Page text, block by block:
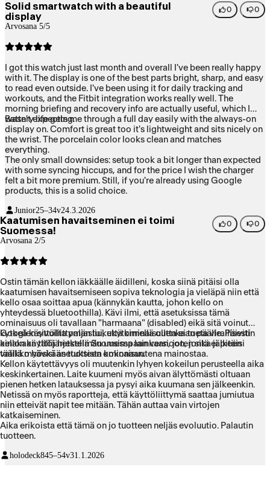
Solid smartwatch with a beautiful
display
Arvosana 5/5
0 0
I got this watch just last month and overall I've been really happy
with it. The display is one of the best parts bright, sharp, and easy
to read even outside. I've been using it for daily tracking and
workouts, and the Fitbit integration works really well. The
morning briefing and recovery info are actually useful, which I
wasn't expecting.
Battery life gets me through a full day easily with the always-on
display on. Comfort is great too it's lightweight and sits nicely on
the wrist. The porcelain color looks clean and matches
everything.
The only small downsides: setup took a bit longer than expected
with some syncing hiccups, and for the price I wish the charger
felt a bit more premium. Still, if you're already using Google
products, this is a solid choice.
Junior25–34v24.3.2026
Kaatumisen havaitseminen ei toimi
Suomessa!
Arvosana 2/5
0 0
Ostin tämän kellon iäkkäälle äidilleni, koska siinä pitäisi olla
kaatumisen havaitsemiseen sopiva teknologia ja vieläpä niin että
kello osaa soittaa apua (kännykän kautta, johon kello on
yhteydessä bluetoothilla). Kävi ilmi, että asetuksissa tämä
ominaisuus oli tavallaan "harmaana" (disabled) eikä sitä voinut
kytkeä käyttöliittymän liukukytkimellä ollenkaan päälle. Päivitin
kellon käyttöjärjestelmän uusimpaan versioon, jonka jälkeen
valikko hävisi asetuksista kokonaan.
Googlen sivuilta paljastui, että ominaisuutta ei tueta virallisesti
ainakaan tällä hetkellä Suomessa lainkaan, joten sitä ei pitäisi
täällä myöskään tuotteen ominaisuutena mainostaa.
Kellon käytettävyys oli muutenkin lyhyen kokeilun perusteella aika
keskinkertainen. Laite kuumeni myös aivan älyttömästi oltuaan
pienen hetken latauksessa ja pysyi aika kuumana sen jälkeenkin.
Netissä on myös raportteja, että käyttöliittymä saattaa jumiutua
niin etteivät napit tee mitään. Tähän auttaa vain virtojen
katkaiseminen.
Aika erikoista että tämä on jo tuotteen neljäs evoluutio. Palautin
tuotteen.
holodeck845–54v31.1.2026